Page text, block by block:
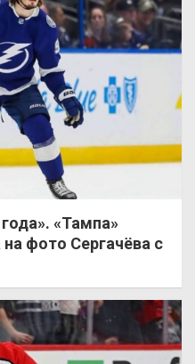
«Тампа»
фото Сергачёва с